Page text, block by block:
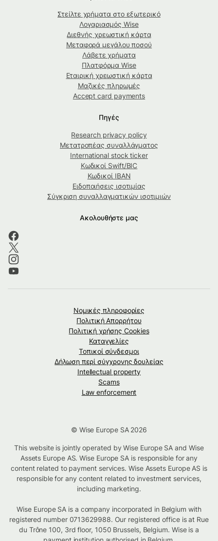
Στείλτε χρήματα στο εξωτερικό
Λογαριασμός Wise
Διεθνής χρεωστική κάρτα
Μεταφορά μεγάλου ποσού
Λάβετε χρήματα
Πλατφόρμα Wise
Εταιρική χρεωστική κάρτα
Μαζικές πληρωμές
Accept card payments
Πηγές
Research privacy policy
Μετατροπέας συναλλάγματος
International stock ticker
Κωδικοί Swift/BIC
Κωδικοί IBAN
Ειδοποιήσεις ισοτιμίας
Σύγκριση συναλλαγματικών ισοτιμιών
Ακολουθήστε μας
Νομικές πληροφορίες
Πολιτική Απορρήτου
Πολιτική χρήσης Cookies
Καταγγελίες
Τοπικοί σύνδεσμοι
Δήλωση περί σύγχρονης δουλείας
Intellectual property
Scams
Law enforcement
© Wise Europe SA 2026
This website is jointly operated by Wise Europe SA and Wise
Assets Europe AS. Wise Europe SA is responsible for any
content related to payment services. Wise Assets Europe AS is
responsible for any content related to investment services,
including marketing.
Wise Europe SA is a company incorporated in Belgium with
registered number 0713629988. Our registered office is at Rue
du Trône 100, 3rd floor, 1050 Brussels, Belgium. Wise is a